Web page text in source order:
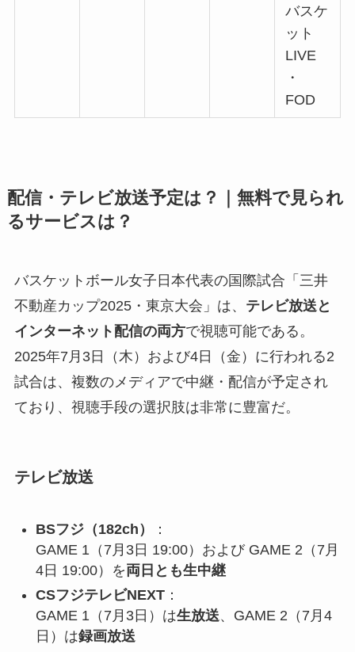
バスケ
ット
LIVE
・
FOD
配信・テレビ放送予定は？｜無料で見られ
るサービスは？
バスケットボール女子日本代表の国際試合「三井
不動産カップ2025・東京大会」は、 テレビ放送と
インターネット配信の両方で視聴可能である。
2025年7月3日（木）および4日（金）に行われる2
試合は、複数のメディアで中継・配信が予定され
ており、視聴手段の選択肢は非常に豊富だ。
テレビ放送
BSフジ（182ch）
：
GAME 1（7月3日 19:00）および GAME 2（7月
4日 19:00）を両日とも生中継
CSフジテレビNEXT：
GAME 1（7月3日）は生放送、GAME 2（7月4
日）は録画放送